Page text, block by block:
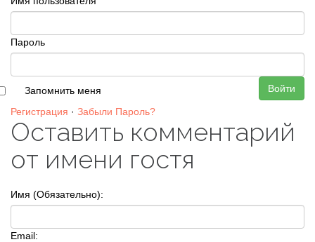
Пароль
Войти
Запомнить меня
Регистрация · Забыли Пароль?
Оставить комментарий
от имени гостя
Имя (Обязательно):
Email: